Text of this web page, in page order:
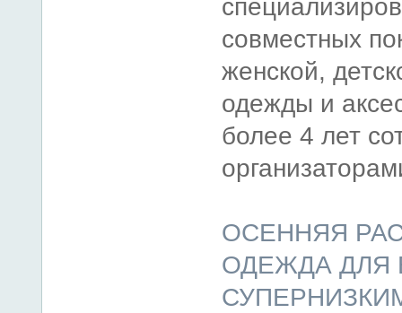
совместных
женской,
одежды и
более 4 лет
ОСЕННЯЯ
ОДЕЖДА ДЛЯ